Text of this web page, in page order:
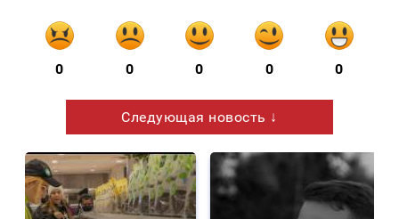
0 0 0 0 0
Следующая новость ↓